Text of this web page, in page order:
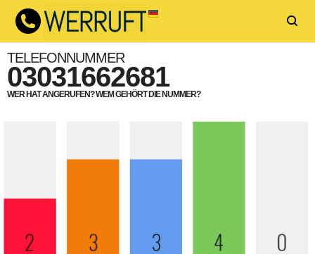
TELEFONNUMMER
03031662681
WER HAT ANGERUFEN? WEM GEHÖRT DIE NUMMER?